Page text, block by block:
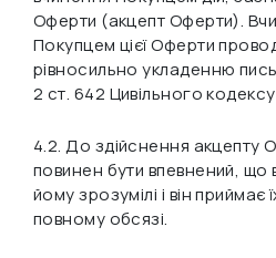
Оферти (акцепт Оферти).
Покупцем цієї Оферти
рівносильно укладенню
2 ст. 642 Цивільного
4.2. До здійснення акцепту
повинен бути впевнений, що
йому зрозумілі і він приймає
повному обсязі.